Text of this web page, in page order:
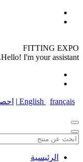
FITTING EXPO
Hello! I'm your assistant.
English français
|
الرئيسية